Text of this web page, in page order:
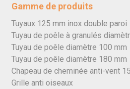
Gamme de produits
Tuyaux 125 mm inox double paroi
Tuyau de poêle à granulés
Tuyau de poêle diamètre 100 mm
Tuyau de poêle diamètre 180 mm
Chapeau de cheminée anti-vent
Grille anti oiseaux